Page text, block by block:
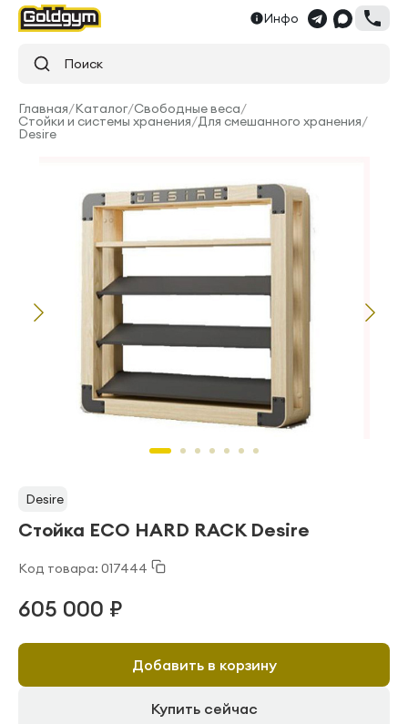
Инфо
Поиск
Главная/Каталог/Свободные веса/
Стойки и системы хранения/Для смешанного хранения/
Desire
Desire
Стойка ECO HARD RACK Desire
Код товара: 017444
605 000 ₽
Добавить в корзину
Купить сейчас